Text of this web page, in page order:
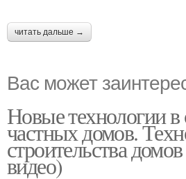
читать дальше →
Вас может
Новые технологии в
частных домов.
строительства
видео)